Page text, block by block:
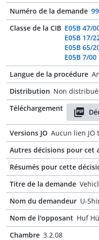
Numéro de la demande
Classe de la CIB E05B 47/
E05B 17/
E05B 65/
E05B 7/00
Langue de la procédure
Distribution Non
Téléchargement
Versions JO Aucun lien JO
Autres décisions pour cet
Résumés pour cette
Titre de la demande
Nom du demandeur U-
Nom de l'opposant Huf
Chambre 3.2.08